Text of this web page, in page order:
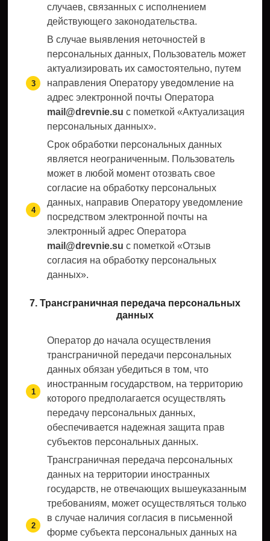
случаев, связанных с исполнением
действующего законодательства.
В случае выявления неточностей в
персональных данных, Пользователь может
актуализировать их самостоятельно, путем
направления Оператору уведомление на
адрес электронной почты Оператора
mail@drevnie.su с пометкой «Актуализация
персональных данных».
Срок обработки персональных данных
является неограниченным. Пользователь
может в любой момент отозвать свое
согласие на обработку персональных
данных, направив Оператору уведомление
посредством электронной почты на
электронный адрес Оператора
mail@drevnie.su с пометкой «Отзыв
согласия на обработку персональных
данных».
7. Трансграничная передача персональных
данных
Оператор до начала осуществления
трансграничной передачи персональных
данных обязан убедиться в том, что
иностранным государством, на территорию
которого предполагается осуществлять
передачу персональных данных,
обеспечивается надежная защита прав
субъектов персональных данных.
Трансграничная передача персональных
данных на территории иностранных
государств, не отвечающих вышеуказанным
требованиям, может осуществляться только
в случае наличия согласия в письменной
форме субъекта персональных данных на